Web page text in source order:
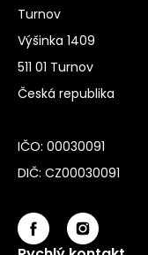
Turnov
Výšinka 1409
511 01 Turnov
Česká republika
IČO: 00030091
DIČ: CZ00030091